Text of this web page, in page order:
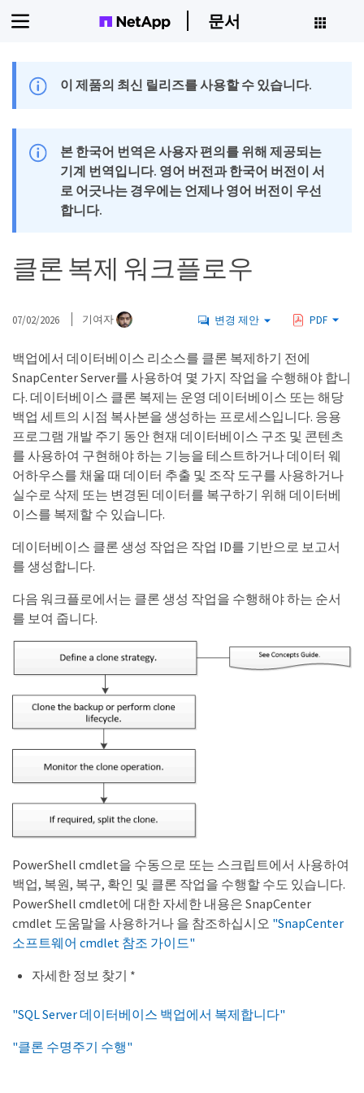
문서
이 제품의 최신 릴리즈를 사용할 수 있습니다.
본 한국어 번역은 사용자 편의를 위해 제공되는
기계 번역입니다. 영어 버전과 한국어 버전이 서
로 어긋나는 경우에는 언제나 영어 버전이 우선
합니다.
클론 복제 워크플로우
07/02/2026 기여자 변경 제안 PDF
백업에서 데이터베이스 리소스를 클론 복제하기 전에
SnapCenter Server를 사용하여 몇 가지 작업을 수행해야 합니
다. 데이터베이스 클론 복제는 운영 데이터베이스 또는 해당
백업 세트의 시점 복사본을 생성하는 프로세스입니다. 응용
프로그램 개발 주기 동안 현재 데이터베이스 구조 및 콘텐츠
를 사용하여 구현해야 하는 기능을 테스트하거나 데이터 웨
어하우스를 채울 때 데이터 추출 및 조작 도구를 사용하거나
실수로 삭제 또는 변경된 데이터를 복구하기 위해 데이터베
이스를 복제할 수 있습니다.
데이터베이스 클론 생성 작업은 작업 ID를 기반으로 보고서
를 생성합니다.
다음 워크플로에서는 클론 생성 작업을 수행해야 하는 순서
를 보여 줍니다.
PowerShell cmdlet을 수동으로 또는 스크립트에서 사용하여
백업, 복원, 복구, 확인 및 클론 작업을 수행할 수도 있습니다.
PowerShell cmdlet에 대한 자세한 내용은 SnapCenter
cmdlet 도움말을 사용하거나 을 참조하십시오 "SnapCenter
소프트웨어 cmdlet 참조 가이드"
자세한 정보 찾기 *
"SQL Server 데이터베이스 백업에서 복제합니다"
"클론 수명주기 수행"